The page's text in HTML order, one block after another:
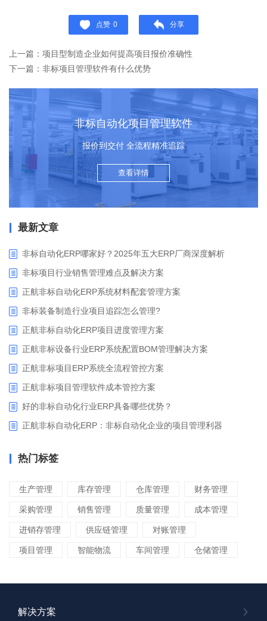
点赞 0 分享
上一篇：项目型制造企业如何提高项目报价准确性
下一篇：非标项目管理软件有什么优势
非标自动化项目管理软件
报价到交付 全流程精准追踪
查看详情
最新文章
非标自动化ERP哪家好？2025年五大ERP厂商深度解析
非标项目行业销售管理难点及解决方案
正航非标自动化ERP系统材料配套管理方案
非标装备制造行业项目追踪怎么管理?
正航非标自动化ERP项目进度管理方案
正航非标设备行业ERP系统配置BOM管理解决方案
正航非标项目ERP系统全流程管控方案
正航非标项目管理软件成本管控方案
好的非标自动化行业ERP具备哪些优势？
正航非标自动化ERP：非标自动化企业的项目管理利器
热门标签
生产管理 库存管理 仓库管理 财务管理
采购管理 销售管理 质量管理 成本管理
进销存管理 供应链管理 对账管理
项目管理 智能物流 车间管理 仓储管理
解决方案